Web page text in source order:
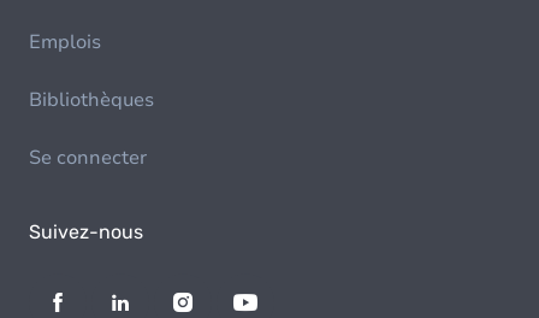
Emplois
Bibliothèques
Se connecter
Suivez-nous